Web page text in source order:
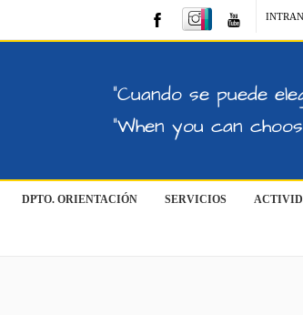
"Cuando se puede
"When you can
DPTO. ORIENTACIÓN SERVICIOS